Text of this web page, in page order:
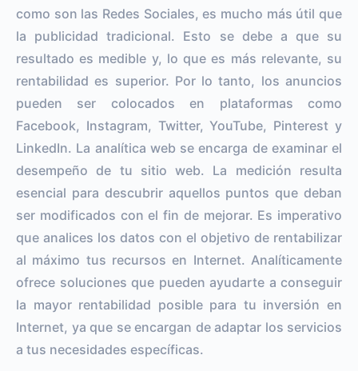
como son las Redes Sociales, es mucho más útil que
la publicidad tradicional. Esto se debe a que su
resultado es medible y, lo que es más relevante, su
rentabilidad es superior. Por lo tanto, los anuncios
pueden ser colocados en plataformas como
Facebook, Instagram, Twitter, YouTube, Pinterest y
LinkedIn. La analítica web se encarga de examinar el
desempeño de tu sitio web. La medición resulta
esencial para descubrir aquellos puntos que deban
ser modificados con el fin de mejorar. Es imperativo
que analices los datos con el objetivo de rentabilizar
al máximo tus recursos en Internet. Analíticamente
ofrece soluciones que pueden ayudarte a conseguir
la mayor rentabilidad posible para tu inversión en
Internet, ya que se encargan de adaptar los servicios
a tus necesidades específicas.